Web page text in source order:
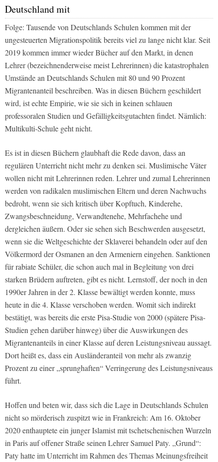
Deutschland mit
Folge: Tausende von Deutschlands Schulen kommen mit der
ungesteuerten Migrationspolitik bereits viel zu lange nicht klar. Seit
2019 kommen immer wieder Bücher auf den Markt, in denen
Lehrer (bezeichnenderweise meist Lehrerinnen) die katastrophalen
Umstände an Deutschlands Schulen mit 80 und 90 Prozent
Migrantenanteil beschreiben. Was in diesen Büchern geschildert
wird, ist echte Empirie, wie sie sich in keinen schlauen
professoralen Studien und Gefälligkeitsgutachten findet. Nämlich:
Multikulti-Schule geht nicht.
Es ist in diesen Büchern glaubhaft die Rede davon, dass an
regulären Unterricht nicht mehr zu denken sei. Muslimische Väter
wollen nicht mit Lehrerinnen reden. Lehrer und zumal Lehrerinnen
werden von radikalen muslimischen Eltern und deren Nachwuchs
bedroht, wenn sie sich kritisch über Kopftuch, Kinderehe,
Zwangsbeschneidung, Verwandtenehe, Mehrfachehe und
dergleichen äußern. Oder sie sehen sich Beschwerden ausgesetzt,
wenn sie die Weltgeschichte der Sklaverei behandeln oder auf den
Völkermord der Osmanen an den Armeniern eingehen. Sanktionen
für rabiate Schüler, die schon auch mal in Begleitung von drei
starken Brüdern auftreten, gibt es nicht. Lernstoff, der noch in den
1990er Jahren in der 2. Klasse bewältigt werden konnte, muss
heute in die 4. Klasse verschoben werden. Womit sich indirekt
bestätigt, was bereits die erste Pisa-Studie von 2000 (spätere Pisa-
Studien gehen darüber hinweg) über die Auswirkungen des
Migrantenanteils in einer Klasse auf deren Leistungsniveau aussagt.
Dort heißt es, dass ein Ausländeranteil von mehr als zwanzig
Prozent zu einer „sprunghaften“ Verringerung des Leistungsniveaus
führt.
Hoffen und beten wir, dass sich die Lage in Deutschlands Schulen
nicht so mörderisch zuspitzt wie in Frankreich: Am 16. Oktober
2020 enthauptete ein junger Islamist mit tschetschenischen Wurzeln
in Paris auf offener Straße seinen Lehrer Samuel Paty. „Grund“:
Paty hatte im Unterricht im Rahmen des Themas Meinungsfreiheit